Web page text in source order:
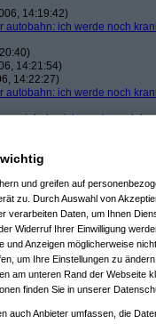
14:19:42)
autobahn: ich werde noch
14:21:54)
14:22:27)
autobahn: ich werde noch
autobahn: ich werde noch
autobahn: ich werde noch
autobahn: ich werde noch
14:24:54)
autobahn: ich werde noch
autobahn: ich werde noch
autobahn: ich werde noch
14:28:42)
und greifen auf
zu. Durch Auswahl von
verarbeiten Daten, um Ihnen
Widerruf Ihrer Einwilligung
und Anzeigen möglicherweise
um Ihre Einstellungen zu
am unteren Rand der Webseite
finden Sie in unserer
auch Anbieter umfassen, die